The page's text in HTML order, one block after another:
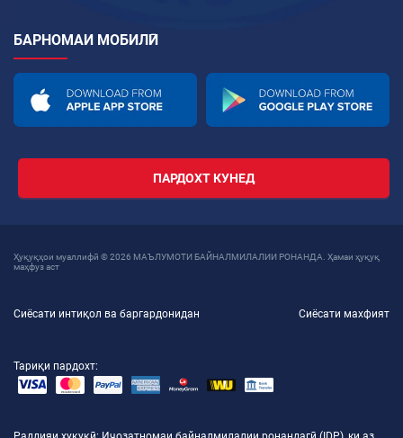
БАРНОМАИ МОБИЛӢ
ПАРДОХТ КУНЕД
Ҳуқуқҳои муаллифӣ © 2026 МАЪЛУМОТИ БАЙНАЛМИЛАЛИИ РОНАНДА. Ҳамаи ҳуқуқ
маҳфуз аст
Сиёсати интиқол ва баргардонидан Сиёсати махфият
Тариқи пардохт: